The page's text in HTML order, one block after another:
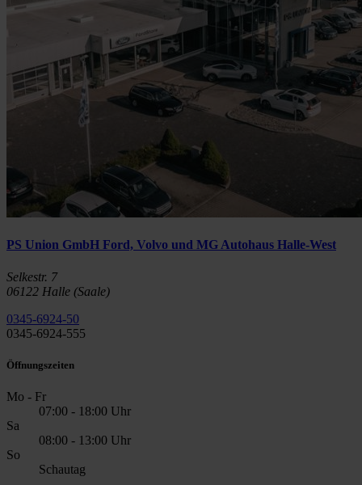
PS Union GmbH Ford, Volvo und MG Autohaus Halle-West
Selkestr. 7
06122 Halle (Saale)
0345-6924-50
0345-6924-555
Öffnungszeiten
Mo - Fr
07:00 - 18:00 Uhr
Sa
08:00 - 13:00 Uhr
So
Schautag